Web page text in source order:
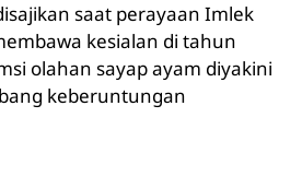
saat perayaan Imlek
kesialan di tahun
olahan sayap ayam diyakini
keberuntungan